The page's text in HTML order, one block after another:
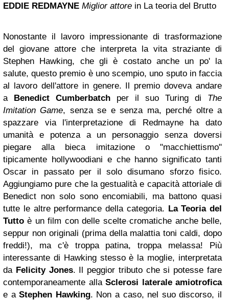
EDDIE REDMAYNE Miglior attore in La teoria del Brutto
Nonostante il lavoro impressionante di trasformazione
del giovane attore che interpreta la vita straziante di
Stephen Hawking, che gli è costato anche un po' la
salute, questo premio è uno scempio, uno sputo in faccia
al lavoro dell'attore in genere. Il premio doveva andare
a Benedict Cumberbatch per il suo Turing di The
Imitation Game, senza se e senza ma, perché oltre a
spazzare via l'interpretazione di Redmayne ha dato
umanità e potenza a un personaggio senza doversi
piegare alla bieca imitazione o "macchiettismo"
tipicamente hollywoodiani e che hanno significato tanti
Oscar in passato per il solo disumano sforzo fisico.
Aggiungiamo pure che la gestualità e capacità attoriale di
Benedict non solo sono encomiabili, ma battono quasi
tutte le altre performance della categoria. La Teoria del
Tutto è un film con delle scelte cromatiche anche belle,
seppur non originali (prima della malattia toni caldi, dopo
freddi!), ma c'è troppa patina, troppa melassa! Più
interessante di Hawking stesso è la moglie, interpretata
da Felicity Jones. Il peggior tributo che si potesse fare
contemporaneamente alla Sclerosi laterale amiotrofica
e aStephen Hawking. Non a caso, nel suo discorso, il